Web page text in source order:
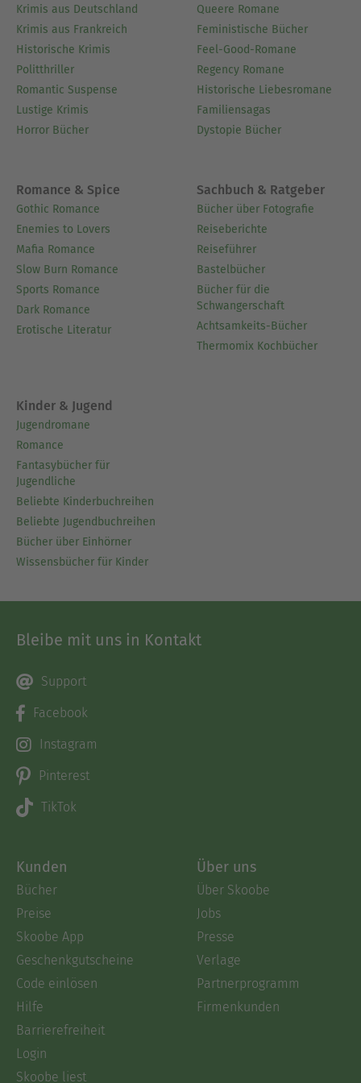
machte sein Hobby zum Beruf: Fitness und
Gesundheit.
Dabei entdeckte der Fitnesscoach, der seine
Jugend ganz unsportlich vor dem Computer
verbrachte, die Leidenschaft für Bewegung und
Sport erst viel später – durch seine Ausbildung
zum Reserveoffizier bei der Bundeswehr. Seit 2012
erfolgreichsten in Deutschland zählt, beim
Dranbleiben. Neben seinem kostenlosen E-Mail-
Newsletter bietet der zertifizierte Coach und
Personaltrainer auch Online-Coachings, Vorträge
und Fortbildungen an.
Mit seinem mehrfach ausgezeichneten Podcast
Fitness mit M.A.R.K.
ist er regelmäßig in den
deutschen Top-20-Charts (Apple Podcasts,
Krimis aus Deutschland
Krimis aus Frankreich
Historische Krimis
Politthriller
Romantic Suspense
Lustige Krimis
Horror Bücher
Queere Romane
Feministische Bücher
Feel-Good-Romane
Regency Romane
Historische Liebesromane
Familiensagas
Dystopie Bücher
Romance & Spice
Gothic Romance
Enemies to Lovers
Mafia Romance
Slow Burn Romance
Sports Romance
Dark Romance
Erotische Literatur
Sachbuch & Ratgeber
Bücher über Fotografie
Reiseberichte
Reiseführer
Bastelbücher
Bücher für die
Schwangerschaft
Achtsamkeits-Bücher
Thermomix Kochbücher
Kinder & Jugend
Jugendromane
Romance
Fantasybücher für
Jugendliche
Beliebte Kinderbuchreihen
Beliebte Jugendbuchreihen
Bücher über Einhörner
Wissensbücher für Kinder
Bleibe mit uns in Kontakt
Support
Facebook
Instagram
Pinterest
TikTok
Kunden
Bücher
Preise
Skoobe App
Geschenkgutscheine
Code einlösen
Hilfe
Barrierefreiheit
Login
Skoobe liest
Über uns
Über Skoobe
Jobs
Presse
Verlage
Partnerprogramm
Firmenkunden